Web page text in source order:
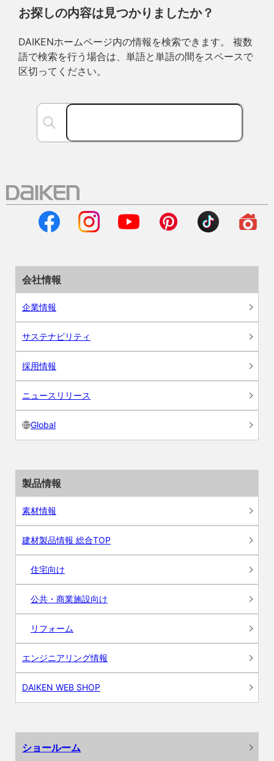
お探しの内容は見つかりましたか？
DAIKENホームページ内の情報を検索できます。 複数
語で検索を行う場合は、単語と単語の間をスペースで
区切ってください。
会社情報
企業情報
サステナビリティ
採用情報
ニュースリリース
Global
製品情報
素材情報
建材製品情報 総合TOP
住宅向け
公共・商業施設向け
リフォーム
エンジニアリング情報
DAIKEN WEB SHOP
ショールーム